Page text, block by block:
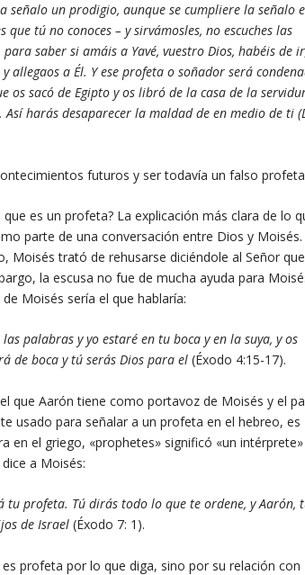
señalo un prodigio, aunque se cumpliere la señalo
tú no conoces – y sirvámosles, no escuches las
saber si amáis a Yavé, vuestro Dios, habéis de
allegaos a Él. Y ese profeta o soñador será
os sacó de Egipto y os libró de la casa de la
harás desaparecer la maldad de en medio de ti
futuros y ser todavía un falso
es un profeta? La explicación más clara de lo
parte de una conversación entre Dios y Moisés.
Moisés trató de rehusarse diciéndole al Señor
la escusa no fue de mucha ayuda para
Moisés sería el que hablaría:
palabras y yo estaré en tu boca y en la suya, y os
de boca y tú serás Dios para el(Éxodo 4:15-17).
que Aarón tiene como portavoz de Moisés y el
usado para señalar a un profeta en el hebreo, es
en el griego, «prophetes» significó «un
a Moisés:
profeta. Tú dirás todo lo que te ordene, y Aarón,
de Israel (Éxodo 7: 1).
profeta por lo que diga, sino por su relación con